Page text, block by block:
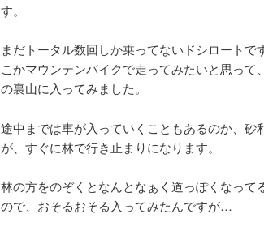
す。
まだトータル数回しか乗ってないドシロートで
こかマウンテンバイクで走ってみたいと思って
の裏山に入ってみました。
途中までは車が入っていくこともあるのか、砂
が、すぐに林で行き止まりになります。
林の方をのぞくとなんとなぁく道っぽくなって
ので、おそるおそる入ってみたんですが…